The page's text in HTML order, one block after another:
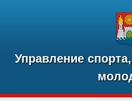
Управление